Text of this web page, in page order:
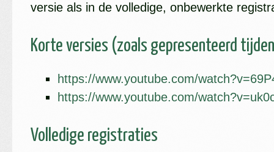
versie als in de volledige, onbewerkte
Korte versies (zoals gepresenteerd
https://www.youtube.com/
https://www.youtube.com/
Volledige registraties